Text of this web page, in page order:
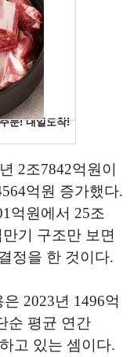
2조7842억원이
억원 증가했다.
억원에서 25조
기 구조만 보면
정을 한 것이다.
2023년 1496억
순 평균 연간
고 있는 셈이다.